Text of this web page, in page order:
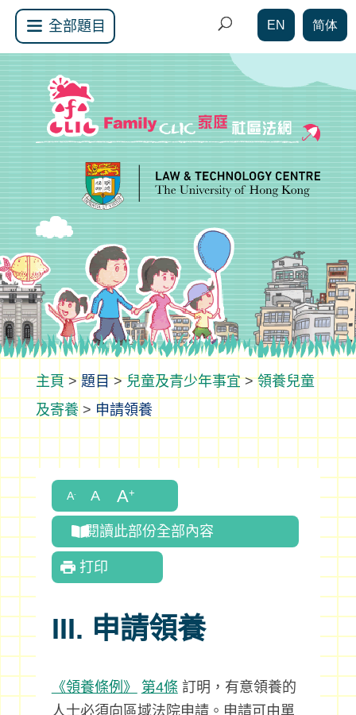
全部題目 EN 简体
>題目>兒童及青少年事宜>領養兒童
及寄養> 申請領養
閱讀此部份全部內容
打印
III. 申請領養
《領養條例》 第4條 訂明，有意領養的
人士必須向區域法院申請。申請可由單